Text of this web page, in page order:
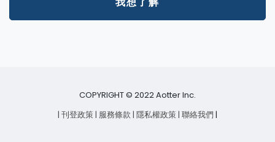
COPYRIGHT © 2022 Aotter Inc.
| 刊登政策| 服務條款 | 隱私權政策| 聯絡我們 |